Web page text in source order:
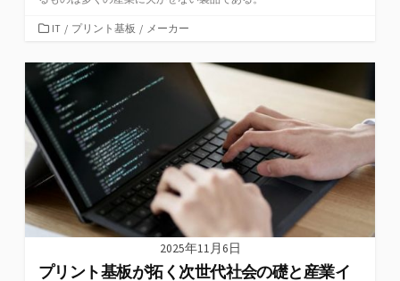
カ
ゴ
リ
ー
IT / プリント基板 / メーカー
2025年11月6日
プリント基板が拓く次世代社会の礎と産業イ